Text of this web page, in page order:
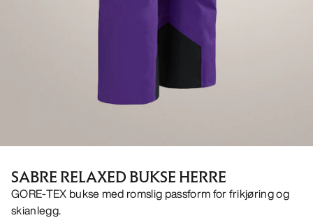
SABRE RELAXED BUKSE HERRE
GORE-TEX bukse med romslig passform for frikjøring og
skianlegg.